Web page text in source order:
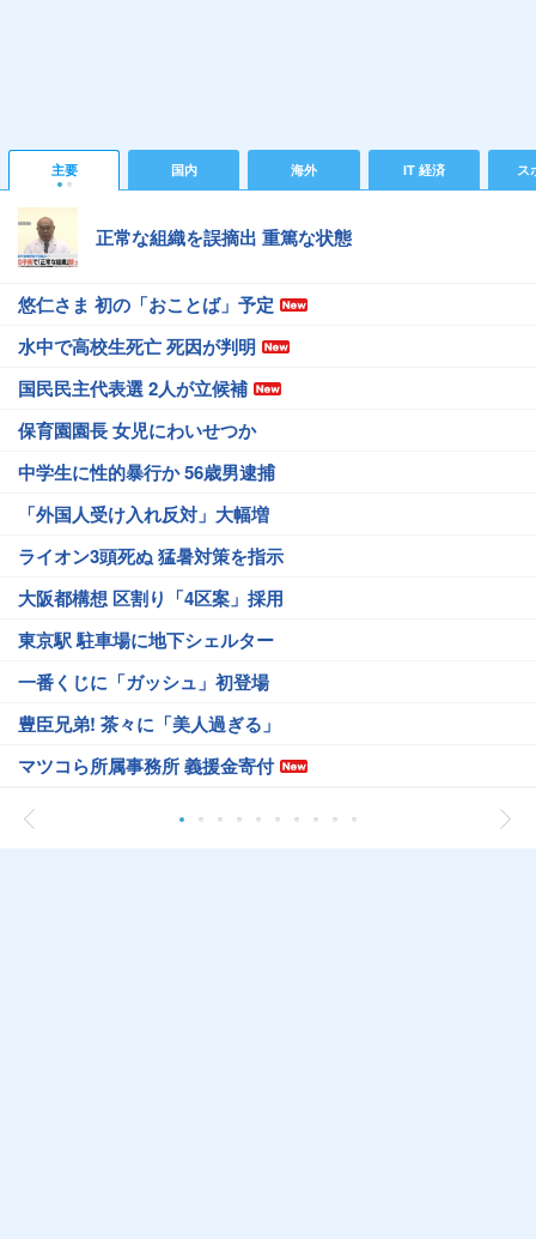
主要 国内 海外 IT 経済 ス
正常な組織を誤摘出 重篤な状態
悠仁さま 初の「おことば」予定
水中で高校生死亡 死因が判明
国民民主代表選 2人が立候補
保育園園長 女児にわいせつか
中学生に性的暴行か 56歳男逮捕
「外国人受け入れ反対」大幅増
ライオン3頭死ぬ 猛暑対策を指示
大阪都構想 区割り「4区案」採用
東京駅 駐車場に地下シェルター
一番くじに「ガッシュ」初登場
豊臣兄弟! 茶々に「美人過ぎる」
マツコら所属事務所 義援金寄付